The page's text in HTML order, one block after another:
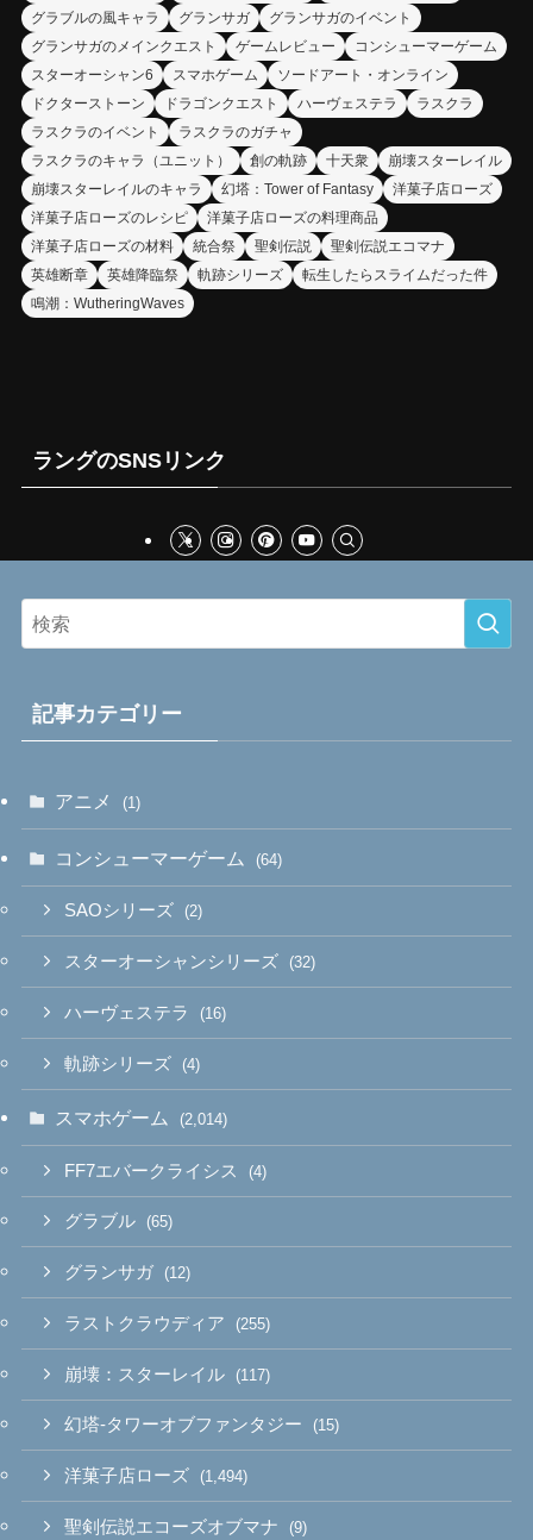
グラブルの風キャラ
グランサガ
グランサガのイベント
グランサガのメインクエスト
ゲームレビュー
コンシューマーゲーム
スターオーシャン6
スマホゲーム
ソードアート・オンライン
ドクターストーン
ドラゴンクエスト ハーヴェステラ
ラスクラ
ラスクラのイベント
ラスクラのガチャ
ラスクラのキャラ（ユニット）
創の軌跡 十天衆
崩壊スターレイル
崩壊スターレイルのキャラ
幻塔：Tower of Fantasy
洋菓子店ローズ
洋菓子店ローズのレシピ
洋菓子店ローズの料理商品
洋菓子店ローズの材料
統合祭 聖剣伝説
聖剣伝説エコマナ
英雄断章
英雄降臨祭 軌跡シリーズ
転生したらスライムだった件
鳴潮：WutheringWaves
ラングのSNSリンク
記事カテゴリー
アニメ (1)
コンシューマーゲーム (64)
SAOシリーズ (2)
スターオーシャンシリーズ (32)
ハーヴェステラ (16)
軌跡シリーズ (4)
スマホゲーム (2,014)
FF7エバークライシス (4)
グラブル (65)
グランサガ (12)
ラストクラウディア (255)
崩壊：スターレイル (117)
幻塔-タワーオブファンタジー (15)
洋菓子店ローズ (1,494)
聖剣伝説エコーズオブマナ (9)